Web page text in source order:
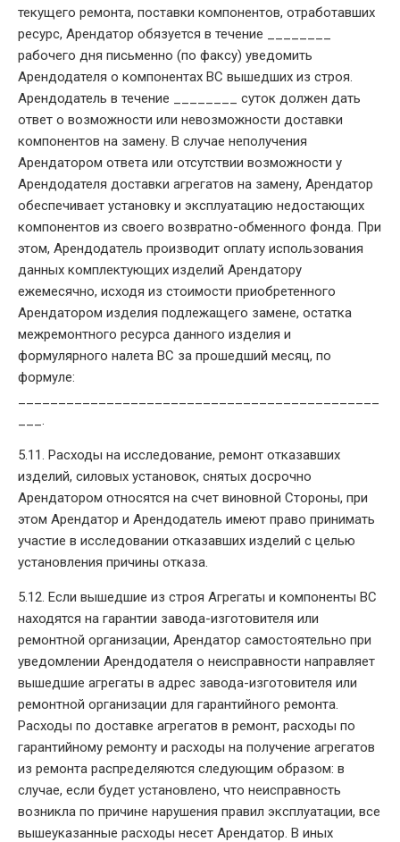
текущего ремонта, поставки компонентов, отработавших
ресурс, Арендатор обязуется в течение ________
рабочего дня письменно (по факсу) уведомить
Арендодателя о компонентах ВС вышедших из строя.
Арендодатель в течение ________ суток должен дать
ответ о возможности или невозможности доставки
компонентов на замену. В случае неполучения
Арендатором ответа или отсутствии возможности у
Арендодателя доставки агрегатов на замену, Арендатор
обеспечивает установку и эксплуатацию недостающих
компонентов из своего возвратно-обменного фонда. При
этом, Арендодатель производит оплату использования
данных комплектующих изделий Арендатору
ежемесячно, исходя из стоимости приобретенного
Арендатором изделия подлежащего замене, остатка
межремонтного ресурса данного изделия и
формулярного налета ВС за прошедший месяц, по
формуле:
___.
5.11. Расходы на исследование, ремонт отказавших
изделий, силовых установок, снятых досрочно
Арендатором относятся на счет виновной Стороны, при
этом Арендатор и Арендодатель имеют право принимать
участие в исследовании отказавших изделий с целью
установления причины отказа.
5.12. Если вышедшие из строя Агрегаты и компоненты ВС
находятся на гарантии завода-изготовителя или
ремонтной организации, Арендатор самостоятельно при
уведомлении Арендодателя о неисправности направляет
вышедшие агрегаты в адрес завода-изготовителя или
ремонтной организации для гарантийного ремонта.
Расходы по доставке агрегатов в ремонт, расходы по
гарантийному ремонту и расходы на получение агрегатов
из ремонта распределяются следующим образом: в
случае, если будет установлено, что неисправность
возникла по причине нарушения правил эксплуатации, все
вышеуказанные расходы несет Арендатор. В иных